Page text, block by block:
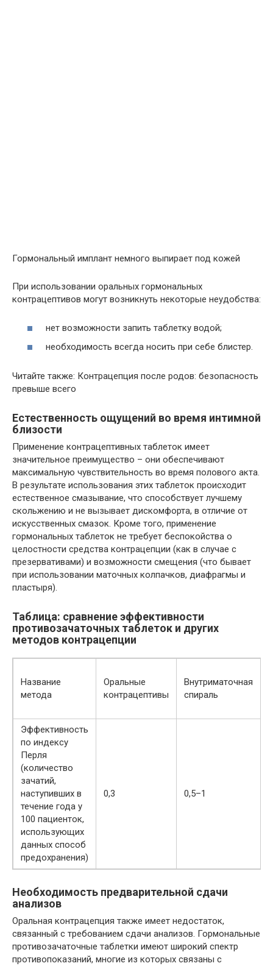
Гормональный имплант немного выпирает под кожей
При использовании оральных гормональных
контрацептивов могут возникнуть некоторые неудобства:
нет возможности запить таблетку водой;
необходимость всегда носить при себе блистер.
Читайте также: Контрацепция после родов: безопасность
превыше всего
Естественность ощущений во время интимной
близости
Применение контрацептивных таблеток имеет
значительное преимущество – они обеспечивают
максимальную чувствительность во время полового акта.
В результате использования этих таблеток происходит
естественное смазывание, что способствует лучшему
скольжению и не вызывает дискомфорта, в отличие от
искусственных смазок. Кроме того, применение
гормональных таблеток не требует беспокойства о
целостности средства контрацепции (как в случае с
презервативами) и возможности смещения (что бывает
при использовании маточных колпачков, диафрагмы и
пластыря).
Таблица: сравнение эффективности
противозачаточных таблеток и других
методов контрацепции
Название
метода
Оральные
контрацептивы
Внутриматочная
спираль
Эффективность
по индексу
Перля
(количество
зачатий,
наступивших в
течение года у
100 пациенток,
использующих
данных способ
предохранения)
0,3 0,5–1
Необходимость предварительной сдачи
анализов
Оральная контрацепция также имеет недостаток,
связанный с требованием сдачи анализов. Гормональные
противозачаточные таблетки имеют широкий спектр
противопоказаний, многие из которых связаны с